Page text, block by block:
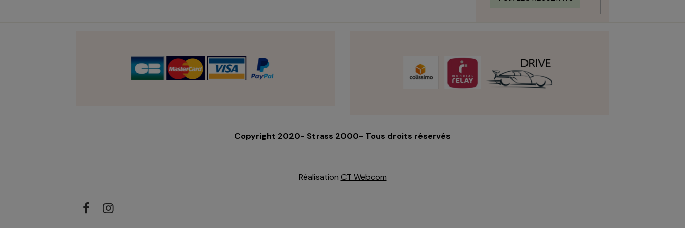
Copyright 2020- Strass 2000- Tous droits réservés
Réalisation CT Webcom